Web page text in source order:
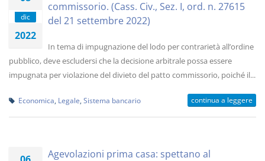
dic
2022
commissorio. (Cass. Civ., Sez. I, ord. n. 27615
del 21 settembre 2022)
In tema di impugnazione del lodo per contrarietà all’ordine
pubblico, deve escludersi che la decisione arbitrale possa essere
impugnata per violazione del divieto del patto commissorio, poiché il...
Economica Legale Sistema bancario continua a leggere
Agevolazioni prima casa: spettano al